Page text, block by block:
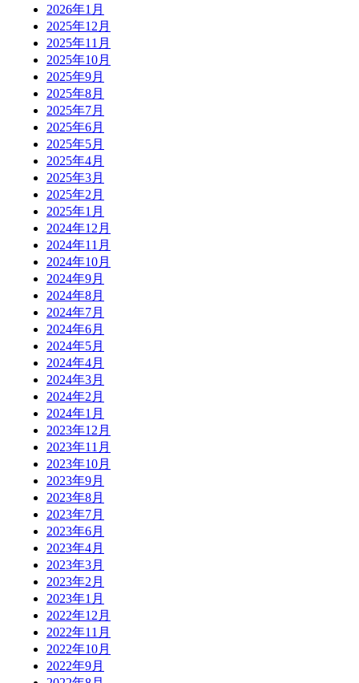
2026年1月
2025年12月
2025年11月
2025年10月
2025年9月
2025年8月
2025年7月
2025年6月
2025年5月
2025年4月
2025年3月
2025年2月
2025年1月
2024年12月
2024年11月
2024年10月
2024年9月
2024年8月
2024年7月
2024年6月
2024年5月
2024年4月
2024年3月
2024年2月
2024年1月
2023年12月
2023年11月
2023年10月
2023年9月
2023年8月
2023年7月
2023年6月
2023年4月
2023年3月
2023年2月
2023年1月
2022年12月
2022年11月
2022年10月
2022年9月